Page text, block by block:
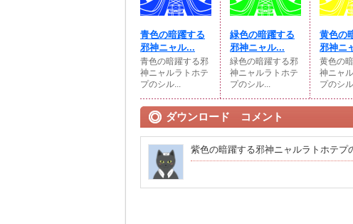
青色の暗躍する
邪神ニャル...
青色の暗躍する邪
神ニャルラトホテ
プのシル...
緑色の暗躍する
邪神ニャル...
緑色の暗躍する邪
神ニャルラトホテ
プのシル...
黄色の
邪神ニ
黄色の
神ニャ
プのシ
ダウンロード コメント
紫色の暗躍する邪神ニャルラトホテプ